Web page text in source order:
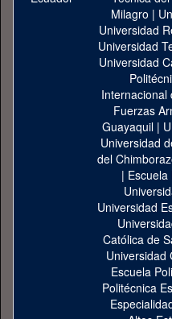
Milagro |
Universidad
Universidad
Universidad
Internacional
Fuerzas
Guayaquil|
Universidad
del
|
Universidad
Católica de
Universidad
Escuela
Politécnica